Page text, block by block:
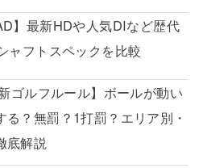
】最新HDや人気DIなど歴代
ャフトスペックを比較
ゴルフルール】ボールが動い
る？無罰？1打罰？エリア別・
底解説